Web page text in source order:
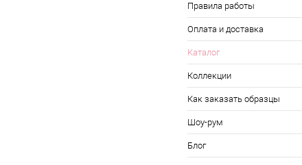
Правила работы
Оплата и доставка
Каталог
Коллекции
Как заказать образцы
Шоу-рум
Блог